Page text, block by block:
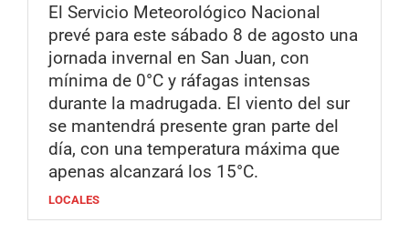
El Servicio Meteorológico Nacional
prevé para este sábado 8 de agosto una
jornada invernal en San Juan, con
mínima de 0°C y ráfagas intensas
durante la madrugada. El viento del sur
se mantendrá presente gran parte del
día, con una temperatura máxima que
apenas alcanzará los 15°C.
LOCALES